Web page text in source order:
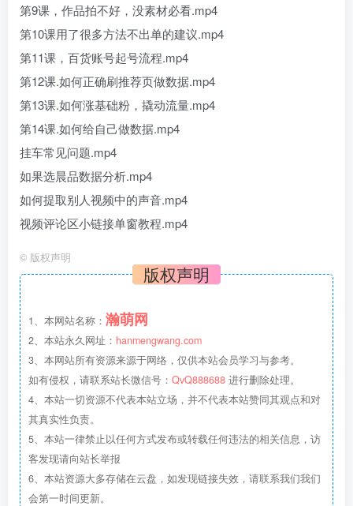
第9课，作品拍不好，没素材必看.mp4
第10课用了很多方法不出单的建议.mp4
第11课，百货账号起号流程.mp4
第12课.如何正确刷推荐页做数据.mp4
第13课.如何涨基础粉，撬动流量.mp4
第14课.如何给自己做数据.mp4
挂车常见问题.mp4
如果选晨品数据分析.mp4
如何提取别人视频中的声音.mp4
视频评论区小链接单窗教程.mp4
© 版权声明
版权声明
1、本网站名称： 瀚萌网
2、本站永久网址： hanmengwang.com
3、本网站所有资源来源于网络，仅供本站会员学习与参考。
如有侵权，请联系站长微信号： QvQ888688 进行删除处理。
4、本站一切资源不代表本站立场，并不代表本站赞同其观点和对
其真实性负责。
5、本站一律禁止以任何方式发布或转载任何违法的相关信息，访
客发现请向站长举报
6、本站资源大多存储在云盘，如发现链接失效，请联系我们我们
会第一时间更新。